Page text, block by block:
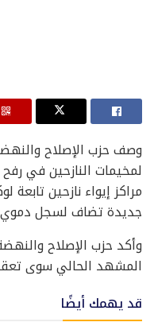
وصف حزب الإصلاح
لمخيمات النازحين في
مراكز إيواء نازحين تابعة
جديدة تضاف لسجل دموي
وأكد حزب الإصلاح
المشهد الحالي سوى
قد يهمك أيضًا